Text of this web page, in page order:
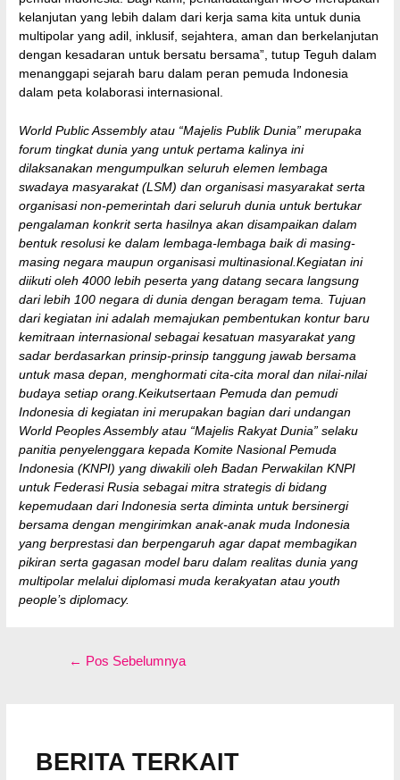
kelanjutan yang lebih dalam dari kerja sama kita untuk dunia
multipolar yang adil, inklusif, sejahtera, aman dan berkelanjutan
dengan kesadaran untuk bersatu bersama”, tutup Teguh dalam
menanggapi sejarah baru dalam peran pemuda Indonesia
dalam peta kolaborasi internasional.
World Public Assembly atau “Majelis Publik Dunia” merupaka
forum tingkat dunia yang untuk pertama kalinya ini
dilaksanakan mengumpulkan seluruh elemen lembaga
swadaya masyarakat (LSM) dan organisasi masyarakat serta
organisasi non-pemerintah dari seluruh dunia untuk bertukar
pengalaman konkrit serta hasilnya akan disampaikan dalam
bentuk resolusi ke dalam lembaga-lembaga baik di masing-
masing negara maupun organisasi multinasional.Kegiatan ini
diikuti oleh 4000 lebih peserta yang datang secara langsung
dari lebih 100 negara di dunia dengan beragam tema. Tujuan
dari kegiatan ini adalah memajukan pembentukan kontur baru
kemitraan internasional sebagai kesatuan masyarakat yang
sadar berdasarkan prinsip-prinsip tanggung jawab bersama
untuk masa depan, menghormati cita-cita moral dan nilai-nilai
budaya setiap orang.Keikutsertaan Pemuda dan pemudi
Indonesia di kegiatan ini merupakan bagian dari undangan
World Peoples Assembly atau “Majelis Rakyat Dunia” selaku
panitia penyelenggara kepada Komite Nasional Pemuda
Indonesia (KNPI) yang diwakili oleh Badan Perwakilan KNPI
untuk Federasi Rusia sebagai mitra strategis di bidang
kepemudaan dari Indonesia serta diminta untuk bersinergi
bersama dengan mengirimkan anak-anak muda Indonesia
yang berprestasi dan berpengaruh agar dapat membagikan
pikiran serta gagasan model baru dalam realitas dunia yang
multipolar melalui diplomasi muda kerakyatan atau youth
people’s diplomacy.
Navigasi
← Pos Sebelumnya
BERITA TERKAIT